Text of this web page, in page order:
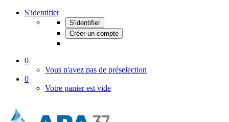
S'identifier
S'identifier
Créer un compte
0
Vous n'avez pas de préselection
0
Votre panier est vide